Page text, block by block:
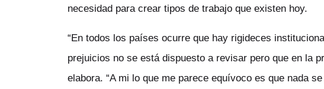
necesidad para crear tipos de trabajo que existen hoy.
“En todos los países ocurre que hay rigideces
prejuicios no se está dispuesto a revisar pero que en la
elabora. “A mi lo que me parece equívoco es que nada